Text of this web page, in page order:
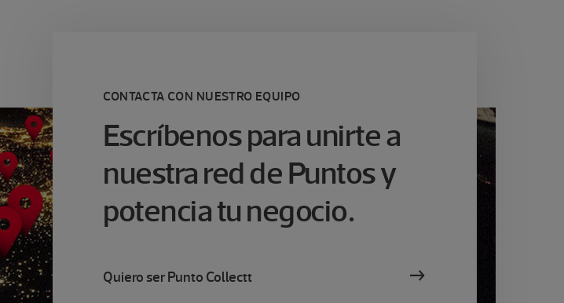
CONTACTA CON NUESTRO EQUIPO
Escríbenos para unirte a
nuestra red de Puntos y
potencia tu negocio.
Quiero ser Punto Collectt